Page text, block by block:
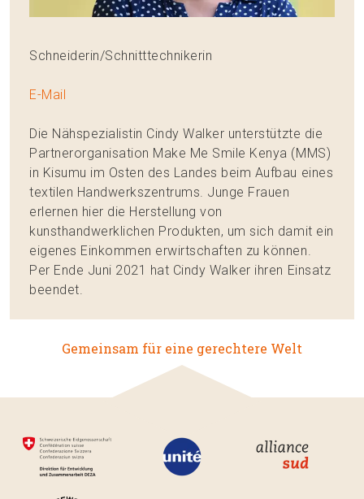
Schneiderin/Schnitttechnikerin
E-Mail
Die Nähspezialistin Cindy Walker unterstützte die
Partnerorganisation Make Me Smile Kenya (MMS)
in Kisumu im Osten des Landes beim Aufbau eines
textilen Handwerkszentrums. Junge Frauen
erlernen hier die Herstellung von
kunsthandwerklichen Produkten, um sich damit ein
eigenes Einkommen erwirtschaften zu können.
Per Ende Juni 2021 hat Cindy Walker ihren Einsatz
beendet.
Gemeinsam für eine gerechtere Welt